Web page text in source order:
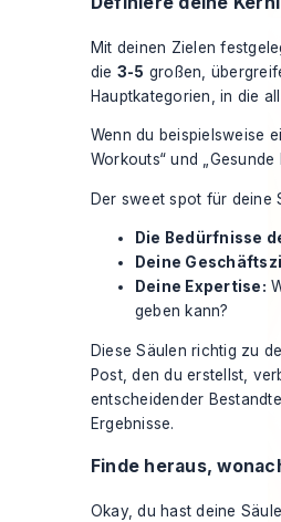
Mit deinen Zielen
die 3-5 großen,
Hauptkategorien, in die
Wenn du beispielsweise
Workouts“ und „Gesunde
Der sweet spot für deine
Die Bedürfnisse
Deine
Deine Expertise:
geben kann?
Diese Säulen richtig zu
Post, den du erstellst,
entscheidender
Ergebnisse.
Finde heraus,
Okay, du hast deine